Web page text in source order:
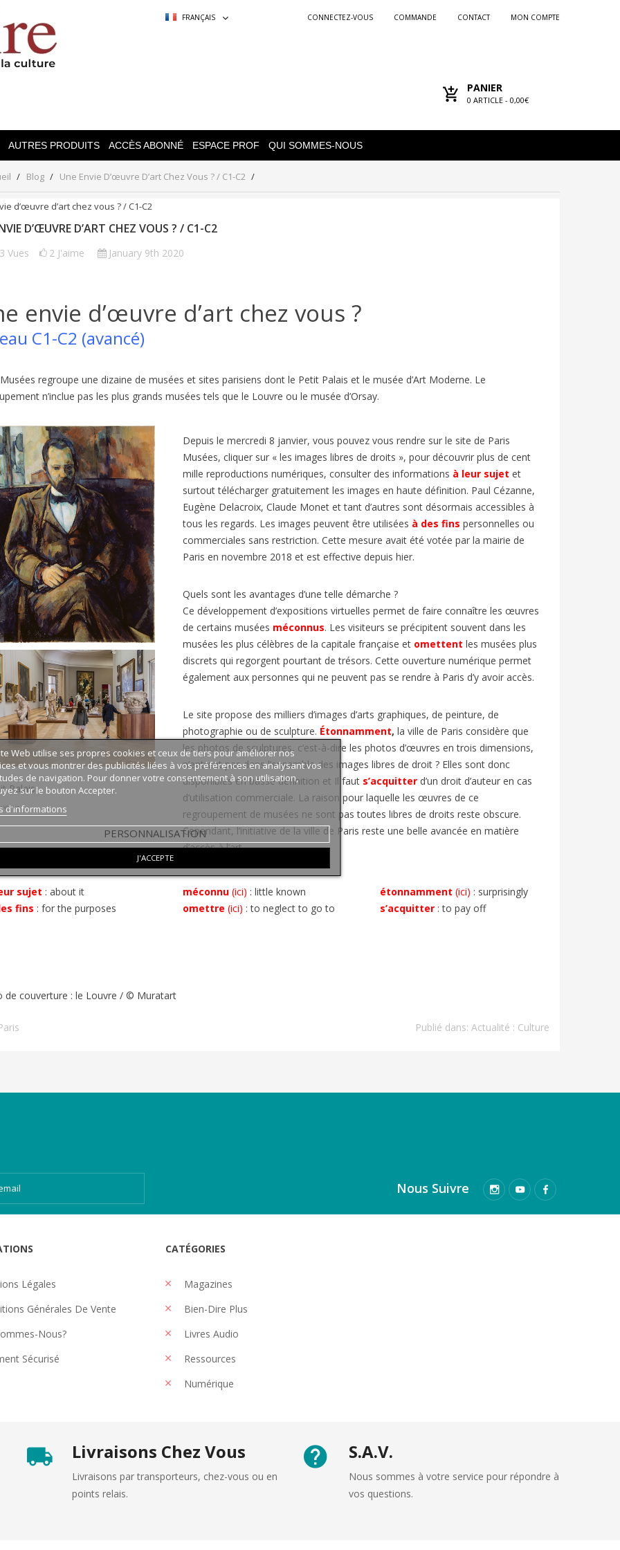
FRANÇAIS MON COMPTE
CONTACT
COMMANDE
CONNECTEZ-VOUS
PANIER
0 ARTICLE - 0,00€
AUTRES PRODUITS ACCÈS ABONNÉ ESPACE PROF QUI SOMMES-NOUS
DE FONTAINEBLEAU EN
B2/C1
1 J'aime
France subit des incendies
Quand on pense aux
de forêt en France, on
BORMES-LES-MIMOSAS, VILLAGE
PRÉFÉRÉ DES FRANÇAIS 2026 | FLE
A2/B1
Connaissez-vous l’émission de télévision
animée par Stéphane Bern....
VACANCES D’ÉTÉ EN FRANCE : FLE
A2/B1 | BIEN-DIRE
1185 vues 7 J'aime
En France, le mois de juillet marque le
début des « grandes vacances » ou «
Blog Une Envie D’œuvre D’art Chez Vous ? / C1-C2
D’ŒUVRE D’ART CHEZ VOUS ? / C1-C2
Vues 2 J'aime January 9th 2020
envie d’œuvre d’art chez vous ?
C1-C2 (avancé)
regroupe une dizaine de musées et sites parisiens dont le Petit Palais et le musée d’Art Moderne. Le
n’inclue pas les plus grands musées tels que le Louvre ou le musée d’Orsay.
Palais
Victor
Depuis le mercredi 8 janvier, vous pouvez vous rendre sur le site de Paris
Musées, cliquer sur « les images libres de droits », pour découvrir plus de cent
mille reproductions numériques, consulter des informations à leur sujet et
surtout télécharger gratuitement les images en haute définition. Paul Cézanne,
Eugène Delacroix, Claude Monet et tant d’autres sont désormais accessibles à
tous les regards. Les images peuvent être utilisées à des fins personnelles ou
commerciales sans restriction. Cette mesure avait été votée par la mairie de
Paris en novembre 2018 et est effective depuis hier.
Quels sont les avantages d’une telle démarche ?
Ce développement d’expositions virtuelles permet de faire connaître les œuvres
de certains musées méconnus. Les visiteurs se précipitent souvent dans les
musées les plus célèbres de la capitale française et omettent les musées plus
discrets qui regorgent pourtant de trésors. Cette ouverture numérique permet
également aux personnes qui ne peuvent pas se rendre à Paris d’y avoir accès.
Le site propose des milliers d’images d’arts graphiques, de peinture, de
photographie ou de sculpture. Étonnamment, la ville de Paris considère que
les photos de sculptures, c’est-à-dire les photos d’œuvres en trois dimensions,
n’entrent pas dans l’ensemble des images libres de droit ? Elles sont donc
disponibles en basse définition et Il faut s’acquitter d’un droit d’auteur en cas
d’utilisation commerciale. La raison pour laquelle les œuvres de ce
regroupement de musées ne sont pas toutes libres de droits reste obscure.
Cependant, l’initiative de la ville de Paris reste une belle avancée en matière
d’accès à l’art.
sujet : about it
fins : for the purposes
méconnu (ici) : little known
omettre (ici) : to neglect to go to
étonnamment (ici) : surprisingly
s’acquitter:to pay off
de couverture : le Louvre / © Muratart
Publié dans: Actualité : Culture
Web utilise ses propres cookies et ceux de tiers pour améliorer nos
et vous montrer des publicités liées à vos préférences en analysant vos
de navigation. Pour donner votre consentement à son utilisation,
sur le bouton Accepter.
d'informations
PERSONNALISATION
J'ACCEPTE
Nous Suivre
Légales
Générales De Vente
Nous?
Sécurisé
CATÉGORIES
Magazines
Bien-Dire Plus
Livres Audio
Ressources
Numérique
Livraisons Chez Vous
Livraisons par transporteurs, chez-vous ou en
points relais.
S.A.V.
Nous sommes à votre service pour répondre à
vos questions.